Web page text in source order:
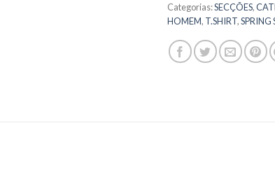
Categorias:SECÇÕES,
HOMEM, T.SHIRT,SPRING